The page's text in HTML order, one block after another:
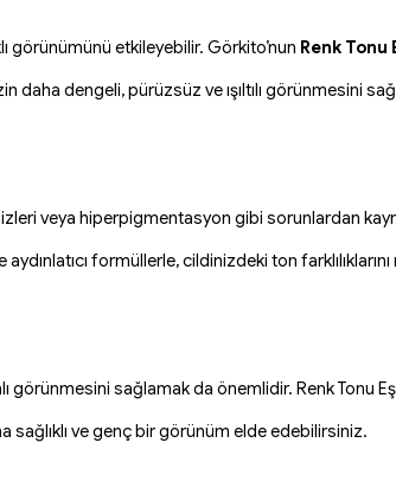
görünümünü etkileyebilir. Görkito’nun Renk Tonu
daha dengeli, pürüzsüz ve ışıltılı görünmesini
veya hiperpigmentasyon gibi sorunlardan
formüllerle, cildinizdeki ton
görünmesini sağlamak da önemlidir. Renk
sağlıklı ve genç bir görünüm elde edebilirsiniz.